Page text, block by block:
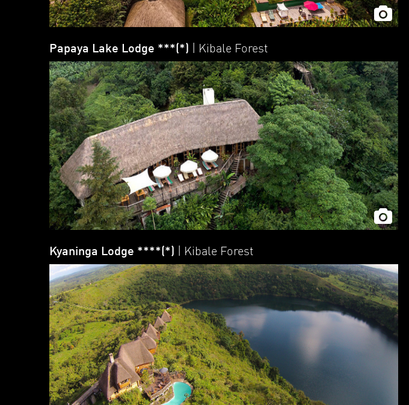
Papaya Lake Lodge ***(*) | Kibale Forest
Kyaninga Lodge ****(*) | Kibale Forest